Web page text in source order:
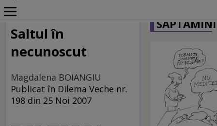
Home
EDITORIALE ȘI OPINII
PE CE LUME TRĂIM
Saltul în
necunoscut
Magdalena BOIANGIU
Publicat în Dilema Veche nr.
198 din 25 Noi 2007